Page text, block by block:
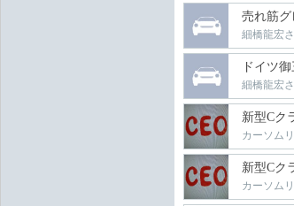
売れ筋グ
細橋龍宏
ドイツ
細橋龍宏
新型Cク
カーソム
新型Cク
カーソム